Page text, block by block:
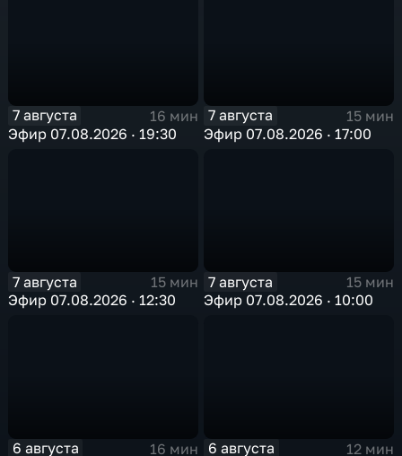
7 августа
16 мин
Эфир 07.08.2026 · 19:30
7 августа
15 мин
Эфир 07.08.2026 · 17:00
7 августа
15 мин
Эфир 07.08.2026 · 12:30
7 августа
15 мин
Эфир 07.08.2026 · 10:00
6 августа
16 мин
6 августа
12 мин